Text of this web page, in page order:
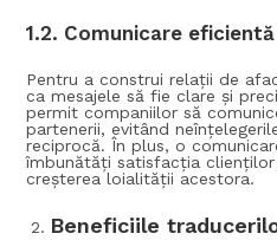
1.2. Comunicare
Pentru a construi relații de
ca mesajele să fie clare și
permit companiilor să
partenerii, evitând
reciprocă. În plus, o
îmbunătăți satisfacția
creșterea loialității acestora.
Beneficiile